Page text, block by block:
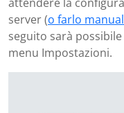
server (o farlo
seguito sarà
menu Impostazioni.